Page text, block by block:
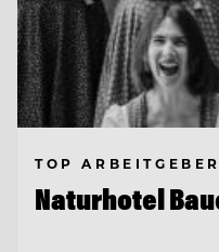
TOP ARBEITGEBER
Naturhotel